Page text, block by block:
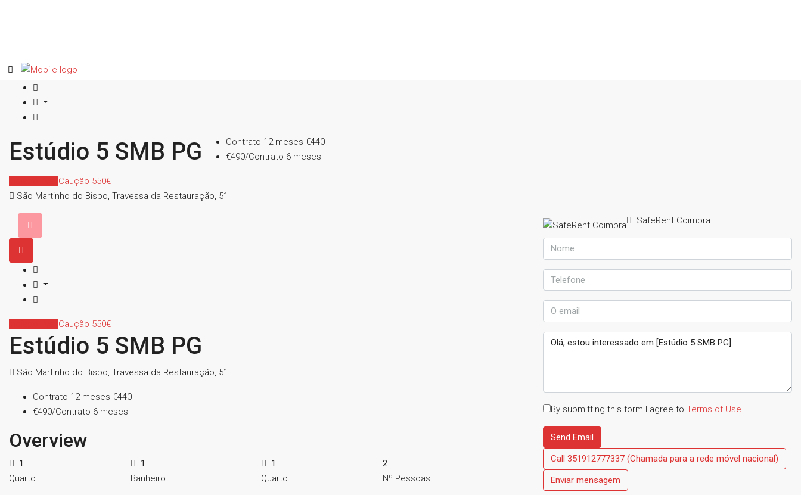
Estúdio 5 SMB PG Contrato 12 meses €440
€490/Contrato 6 meses
Caução 550€
São Martinho do Bispo, Travessa da Restauração, 51
Caução 550€
Estúdio 5 SMB PG
São Martinho do Bispo, Travessa da Restauração, 51
Contrato 12 meses €440
€490/Contrato 6 meses
Overview
1
Quarto
1
Banheiro
1
Quarto
2
Nº Pessoas
SafeRent Coimbra
By submitting this form I agree to Terms of Use
Send Email
Call 351912777337 (Chamada para a rede móvel nacional)
Enviar mensagem